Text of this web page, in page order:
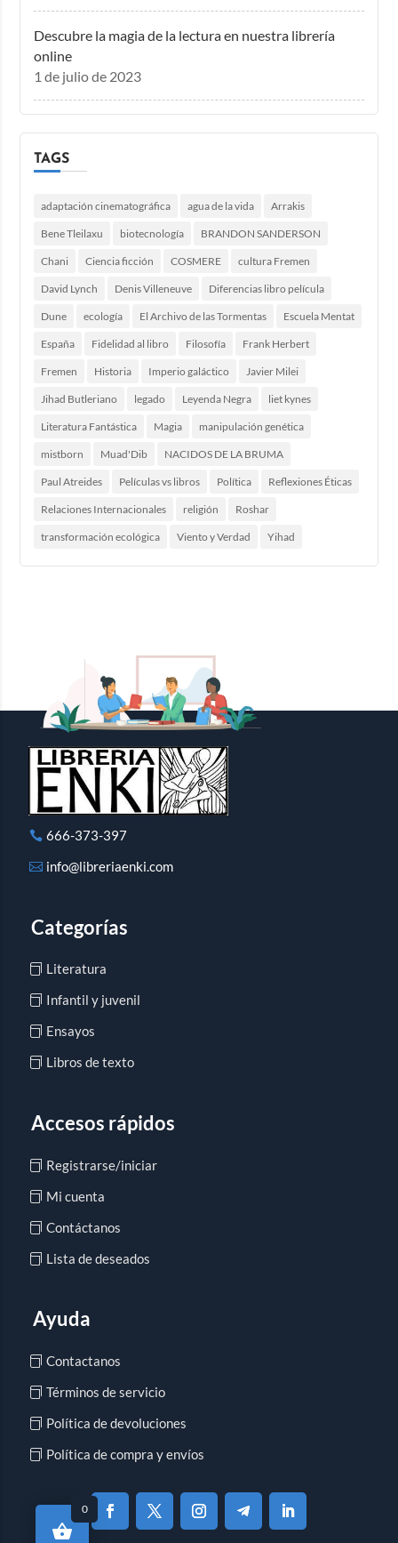
Descubre la magia de la lectura en nuestra librería
online
1 de julio de 2023
TAGS
adaptación cinematográfica agua de la vida Arrakis
Bene Tleilaxu biotecnología BRANDON SANDERSON
Chani Ciencia ficción COSMERE cultura Fremen
David Lynch Denis Villeneuve Diferencias libro película
Dune ecología El Archivo de las Tormentas Escuela Mentat
España Fidelidad al libro Filosofía Frank Herbert
Fremen Historia Imperio galáctico Javier Milei
Jihad Butleriano legado Leyenda Negra liet kynes
Literatura Fantástica Magia manipulación genética
mistborn Muad'Dib NACIDOS DE LA BRUMA
Paul Atreides Películas vs libros Política Reflexiones Éticas
Relaciones Internacionales religión Roshar
transformación ecológica Viento y Verdad Yihad
666-373-397
info@libreriaenki.com
Categorías
Literatura
Infantil y juvenil
Ensayos
Libros de texto
Accesos rápidos
Registrarse/iniciar
Mi cuenta
Contáctanos
Lista de deseados
Ayuda
Contactanos
Términos de servicio
Política de devoluciones
Política de compra y envíos
0